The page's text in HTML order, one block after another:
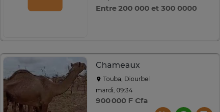
Entre 200 000 et 300 0000
Chameaux
Touba, Diourbel
mardi, 09:34
900 000 F Cfa